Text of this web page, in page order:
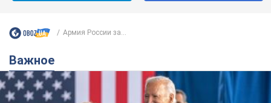
Армия России за...
Важное